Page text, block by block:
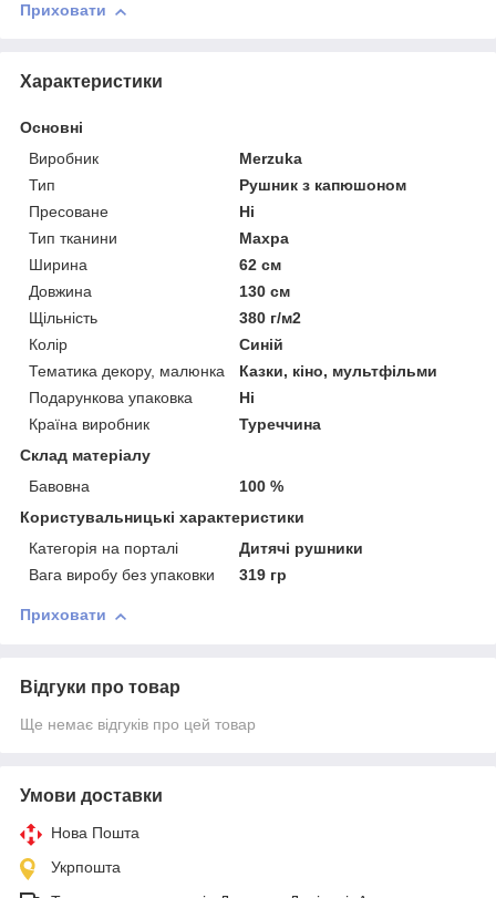
Приховати
Характеристики
Основні
Виробник
Merzuka
Тип
Рушник з капюшоном
Пресоване
Ні
Тип тканини
Махра
Ширина
62 см
Довжина
130 см
Щільність
380 г/м2
Колір
Синій
Тематика декору, малюнка
Казки, кіно, мультфільми
Подарункова упаковка
Ні
Країна виробник
Туреччина
Склад матеріалу
Бавовна
100 %
Користувальницькі характеристики
Категорія на порталі
Дитячі рушники
Вага виробу без упаковки
319 гр
Приховати
Відгуки про товар
Ще немає відгуків про цей товар
Умови доставки
Нова Пошта
Укрпошта